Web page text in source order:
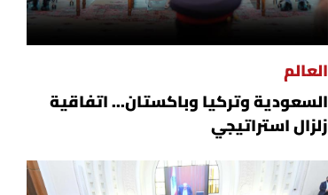
العالم
السعودية وتركيا وباكستان... اتفاقية
زلزال استراتيجي